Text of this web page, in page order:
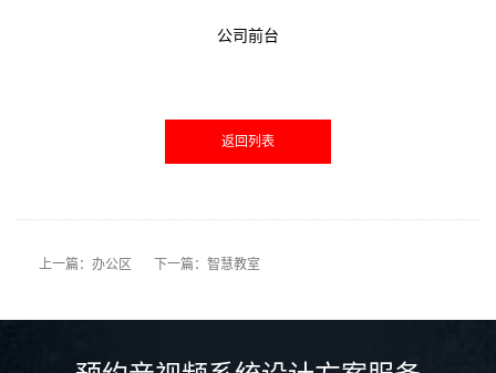
公司前台
返回列表
上一篇：办公区 下一篇：智慧教室